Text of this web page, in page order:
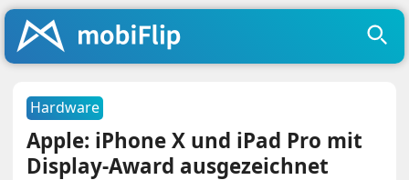
Hardware
Apple: iPhone X und iPad Pro mit
Display-Award ausgezeichnet